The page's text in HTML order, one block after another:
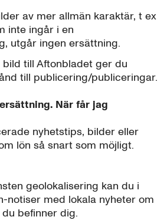
av mer allmän karaktär, t ex
inte ingår i en
utgår ingen ersättning.
till Aftonbladet ger du
till publicering/publiceringar.
När får jag
nyhetstips, bilder eller
lön så snart som möjligt.
geolokalisering kan du i
notiser med lokala nyheter om
befinner dig.